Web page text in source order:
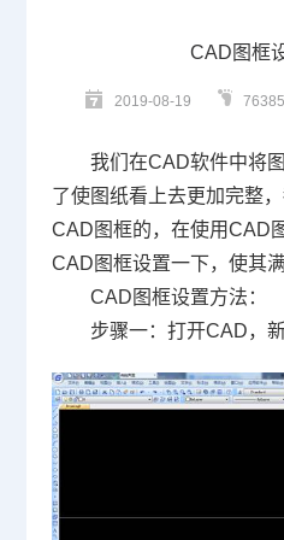
CAD图框
2019-08-19 76385
我们在CAD软件中将
了使图纸看上去更加完整
CAD 图框的，在使用CAD
CAD 图框设置一下，使其
CAD 图框设置方法：
步骤一：打开CAD，